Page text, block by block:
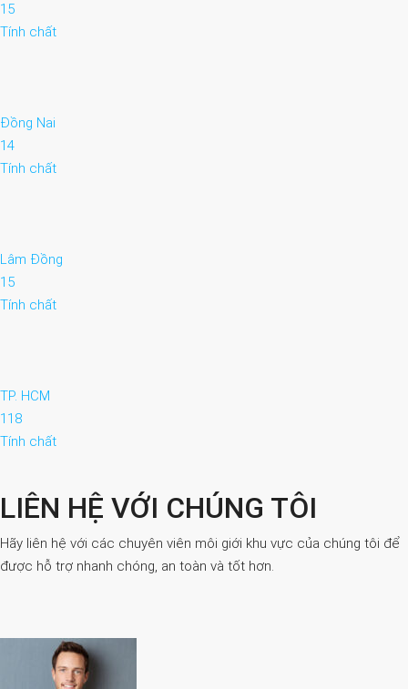
15
Tính chất
Đồng Nai
14
Tính chất
Lâm Đồng
15
Tính chất
TP. HCM
118
Tính chất
LIÊN HỆ VỚI CHÚNG TÔI
Hãy liên hệ với các chuyên viên môi giới khu vực của chúng tôi để
được hỗ trợ nhanh chóng, an toàn và tốt hơn.